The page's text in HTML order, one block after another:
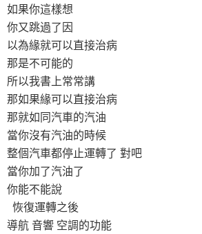
如果你這樣想
你又跳過了因
以為緣就可以直接治病
那是不可能的
所以我書上常常講
那如果緣可以直接治病
那就如同汽車的汽油
當你沒有汽油的時候
整個汽車都停止運轉了 對吧
當你加了汽油了
你能不能說
恢復運轉之後
導航 音響 空調的功能